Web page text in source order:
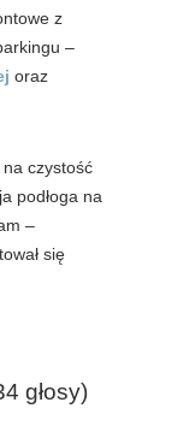
z
–
oraz
na czystość
podłoga na
–
się
głosy)